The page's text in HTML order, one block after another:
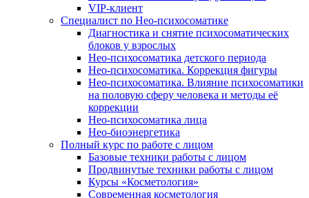
VIP-клиент
Специалист по Нео-психосоматике
Диагностика и снятие психосоматических
блоков у взрослых
Нео-психосоматика детского периода
Нео-психосоматика. Коррекция фигуры
Нео-психосоматика. Влияние психосоматики
на половую сферу человека и методы её
коррекции
Нео-психосоматика лица
Нео-биоэнергетика
Полный курс по работе с лицом
Базовые техники работы с лицом
Продвинутые техники работы с лицом
Курсы «Косметология»
Современная косметология